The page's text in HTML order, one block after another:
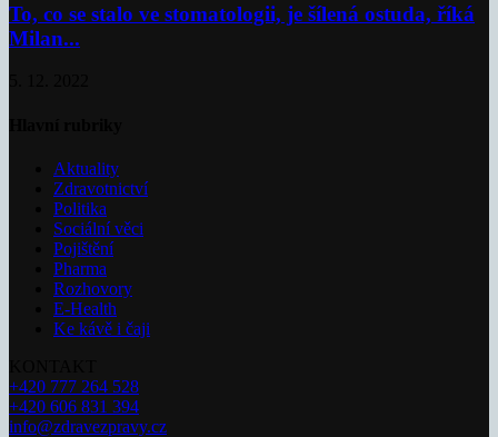
To, co se stalo ve stomatologii, je šílená ostuda, říká
Milan...
Aktuality
Zdravotnictví
Politika
Sociální věci
Pojištění
Pharma
Rozhovory
E-Health
Ke kávě i čaji
+420 777 264 528
+420 606 831 394
info@zdravezpravy.cz